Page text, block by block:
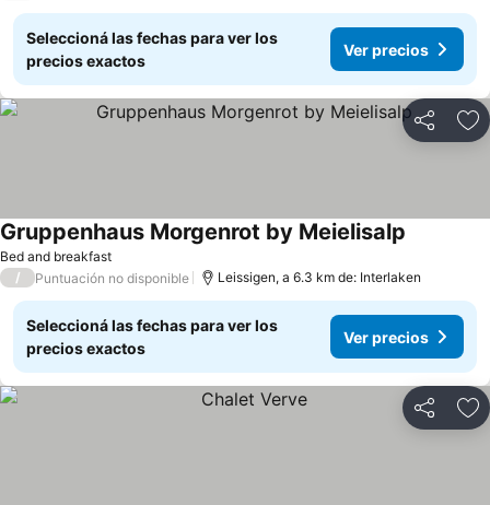
Seleccioná las fechas para ver los
precios exactos
Ver precios
Compartir
Bed and breakfast
Gruppenhaus Morgenrot by Meielisalp
/ Puntuación no disponible Leissigen, a 6.3 km de: Interlaken
Seleccioná las fechas para ver los
precios exactos
Ver precios
Compartir